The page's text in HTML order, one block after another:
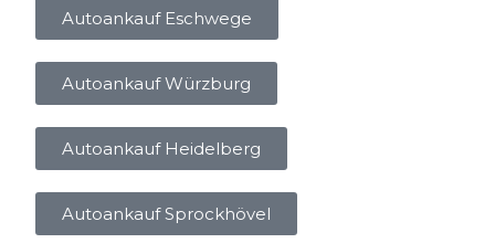
Autoankauf Eschwege
Autoankauf Würzburg
Autoankauf Heidelberg
Autoankauf Sprockhövel